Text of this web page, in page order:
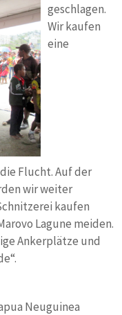
geschlagen.
Wir kaufen
eine
Flucht. Auf der
wir weiter
kaufen
Lagune meiden.
Ankerplätze und
Neuguinea